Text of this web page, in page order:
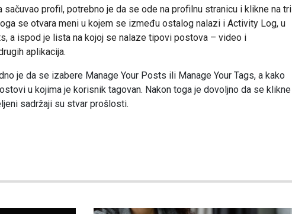
profil, potrebno je da se ode na profilnu stranicu i klikne na tri
se otvara meni u kojem se između ostalog nalazi i Activity Log, u
a ispod je lista na kojoj se nalaze tipovi postova – video i
aplikacija.
je da se izabere Manage Your Posts ili Manage Your Tags, a kako
u kojima je korisnik tagovan. Nakon toga je dovoljno da se klikne
sadržaji su stvar prošlosti.